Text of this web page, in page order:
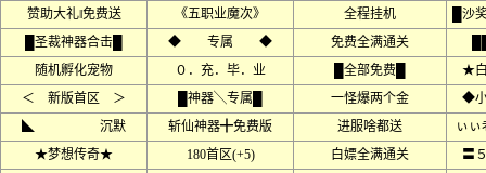
赞助大礼‖免费送
《五职业魔次》 全程挂机
█沙
█圣裁神器合击█
◆ 专属 ◆ 免费全满通关
随机孵化宠物
０．充．毕．业 █全部免费█
★
＜ 新版首区 ＞
█神器╲专属█ 一怪爆两个金
◆
◣ 沉默
斩仙神器╋免费版 进服啥都送
ぃぃ
★梦想传奇★
180首区(+5) 白嫖全满通关
〓